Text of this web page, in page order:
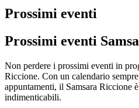
Prossimi eventi
Prossimi eventi
Non perdere i prossimi eventi in
Riccione. Con un calendario
appuntamenti, il Samsara Riccione
indimenticabili.